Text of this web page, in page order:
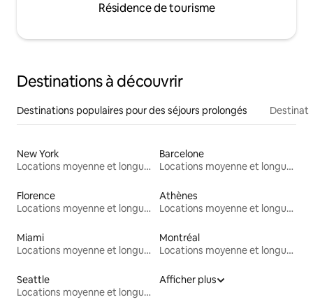
Résidence de tourisme
Destinations à découvrir
Destinations populaires pour des séjours prolongés
New York
Locations moyenne et longue durée
Barcelone
Locations moyenne et longue durée
Florence
Locations moyenne et longue durée
Athènes
Locations moyenne et longue durée
Miami
Locations moyenne et longue durée
Montréal
Locations moyenne et longue durée
Seattle
Locations moyenne et longue durée
Afficher plus